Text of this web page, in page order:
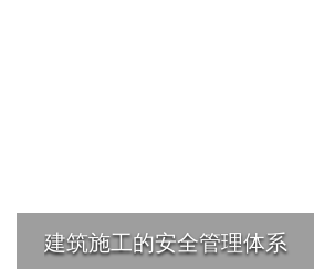
建筑施工的安全管理体系